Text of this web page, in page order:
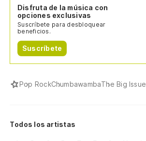
Disfruta de la música con
opciones exclusivas
Suscríbete para desbloquear
beneficios.
Suscríbete
Pop RockChumbawambaThe Big Issue
Todos los artistas